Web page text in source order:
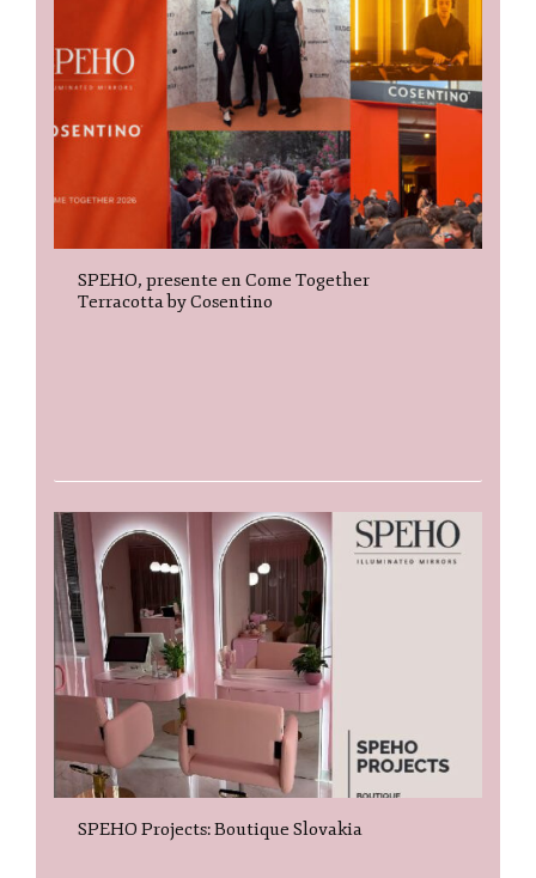
SPEHO, presente en Come Together
Terracotta by Cosentino
SPEHO Projects: Boutique Slovakia